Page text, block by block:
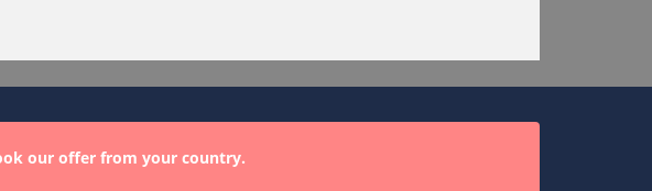
our offer from your country.